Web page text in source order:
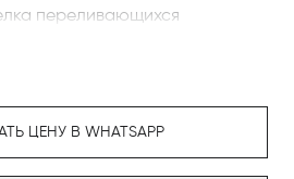
переливающихся
с материалами и отделками
доступна для подбора
и конфигураций под задачи
ЦЕНУ В WHATSAPP